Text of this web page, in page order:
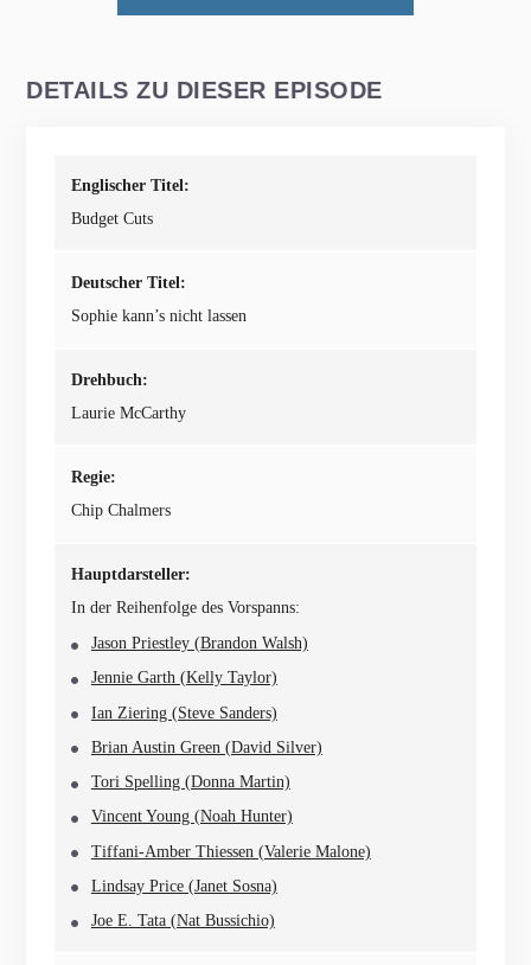
DETAILS ZU DIESER EPISODE
Englischer Titel:
Budget Cuts
Deutscher Titel:
Sophie kann’s nicht lassen
Drehbuch:
Laurie McCarthy
Regie:
Chip Chalmers
Hauptdarsteller:
In der Reihenfolge des Vorspanns:
Jason Priestley (Brandon Walsh)
Jennie Garth (Kelly Taylor)
Ian Ziering (Steve Sanders)
Brian Austin Green (David Silver)
Tori Spelling (Donna Martin)
Vincent Young (Noah Hunter)
Tiffani-Amber Thiessen (Valerie Malone)
Lindsay Price (Janet Sosna)
Joe E. Tata (Nat Bussichio)